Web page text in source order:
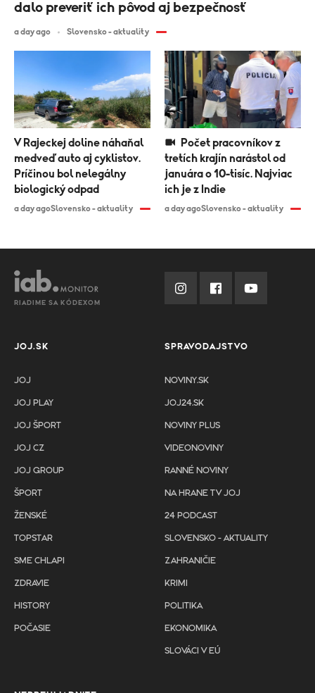
V Rajeckej doline náhaňal
medveď auto aj cyklistov.
Príčinou bol nelegálny
biologický odpad
a day agoSlovensko - aktuality
tretích krajín narástol od
januára o 10-tisíc. Najviac
ich je z Indie
a day agoSlovensko - aktuality
dalo preveriť ich pôvod aj bezpečnosť
a day ago Slovensko - aktuality
RIADIME SA KÓDEXOM
JOJ.SK
JOJ
JOJ PLAY
JOJ ŠPORT
JOJ CZ
JOJ GROUP
ŠPORT
ŽENSKÉ
TOPSTAR
SME CHLAPI
ZDRAVIE
HISTORY
POČASIE
SPRAVODAJSTVO
NOVINY.SK
JOJ24.SK
NOVINY PLUS
VIDEONOVINY
RANNÉ NOVINY
NA HRANE TV JOJ
24 PODCAST
SLOVENSKO - AKTUALITY
ZAHRANIČIE
KRIMI
POLITIKA
EKONOMIKA
SLOVÁCI V EÚ